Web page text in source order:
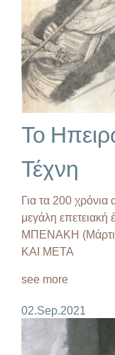
Το
Τέχνη
Για τα 200
μεγάλη
ΜΠΕΝΑΚΗ
ΚΑΙ ΜΕΤΑ
see more
02.Sep.2021